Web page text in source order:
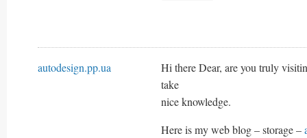
autodesign.pp.ua
Hi there Dear, are you truly
take
nice knowledge.
Here is my web blog – storage –